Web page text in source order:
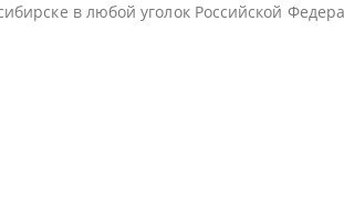
в любой уголок Российской